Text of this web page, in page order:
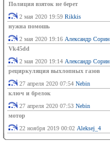
Полиция взяток не берет
2 мая 2020 19:59 Rikkis
нужна помошь
2 мая 2020 19:16 Александр Сорин
Vk45dd
2 мая 2020 19:14 Александр Сорин
рециркуляция выхлопных газов
27 апреля 2020 07:54 Nebin
ключ и брелок
27 апреля 2020 07:53 Nebin
мотор
22 ноября 2019 00:02 Aleksej_4